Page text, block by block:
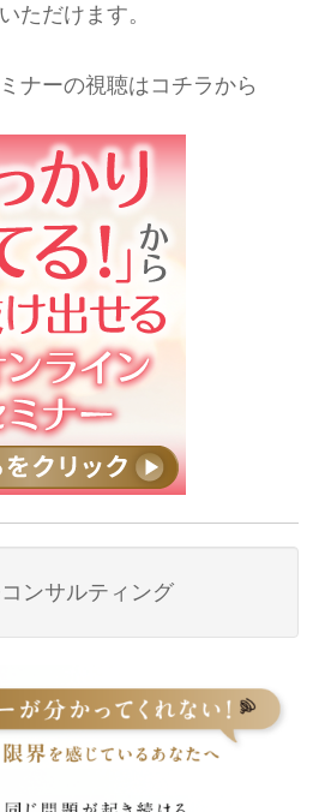
ただけます。
ナーの視聴はコチラから
ンサルティング